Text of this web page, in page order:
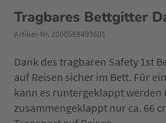
Tragbares Bettgitter
Artikel-Nr. 2000568493601
Dank des tragbaren Safety 1st
auf Reisen sicher im Bett. Für
kann es runtergeklappt werden
zusammengeklappt nur ca. 66